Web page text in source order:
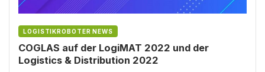
LOGISTIKROBOTER NEWS
COGLAS auf der LogiMAT 2022 und der
Logistics & Distribution 2022